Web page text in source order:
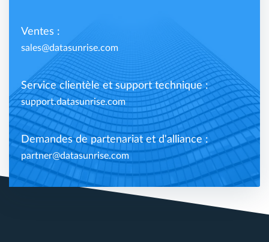
Ventes :
sales@datasunrise.com
Service clientèle et support technique :
support.datasunrise.com
Demandes de partenariat et d'alliance :
partner@datasunrise.com